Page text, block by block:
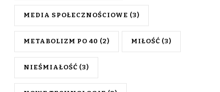
MEDIA SPOŁECZNOŚCIOWE (3)
METABOLIZM PO 40 (2) MIŁOŚĆ (3)
NIEŚMIAŁOŚĆ (3)